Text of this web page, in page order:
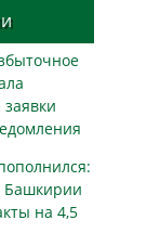
Башкирии
на 4,5